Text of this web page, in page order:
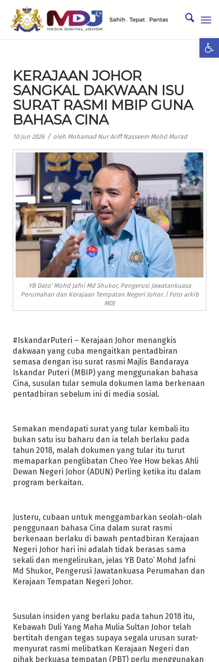
KERAJAAN JOHOR
SANGKAL DAKWAAN ISU
SURAT RASMI MBIP GUNA
BAHASA CINA
10 Jun 2026 / oleh Mohamad Nur Ariff Nasseem Mohd Murad
YB Dato’ Mohd Jafni Md Shukor, Pengerusi Jawatankuasa
Perumahan dan Kerajaan Tempatan Negeri Johor. | Foto arkib
MDJ
#IskandarPuteri – Kerajaan Johor menangkis
dakwaan yang cuba mengaitkan pentadbiran
semasa dengan isu surat rasmi Majlis Bandaraya
Iskandar Puteri (MBIP) yang menggunakan bahasa
Cina, susulan tular semula dokumen lama berkenaan
pentadbiran sebelum ini di media sosial.
Semakan mendapati surat yang tular kembali itu
bukan satu isu baharu dan ia telah berlaku pada
tahun 2018, malah dokumen yang tular itu turut
memaparkan penglibatan Cheo Yee How bekas Ahli
Dewan Negeri Johor (ADUN) Perling ketika itu dalam
program berkaitan.
Justeru, cubaan untuk menggambarkan seolah-olah
penggunaan bahasa Cina dalam surat rasmi
berkenaan berlaku di bawah pentadbiran Kerajaan
Negeri Johor hari ini adalah tidak berasas sama
sekali dan mengelirukan, jelas YB Dato’ Mohd Jafni
Md Shukor, Pengerusi Jawatankuasa Perumahan dan
Kerajaan Tempatan Negeri Johor.
Susulan insiden yang berlaku pada tahun 2018 itu,
Kebawah Duli Yang Maha Mulia Sultan Johor telah
bertitah dengan tegas supaya segala urusan surat-
menyurat rasmi melibatkan Kerajaan Negeri dan
pihak berkuasa tempatan (PBT) perlu menggunakan